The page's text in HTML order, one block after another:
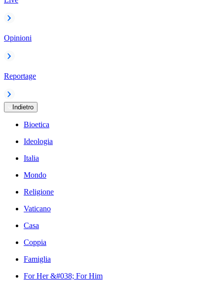
Opinioni
Reportage
Indietro
Bioetica
Ideologia
Italia
Mondo
Religione
Vaticano
Casa
Coppia
Famiglia
For Her &#038; For Him